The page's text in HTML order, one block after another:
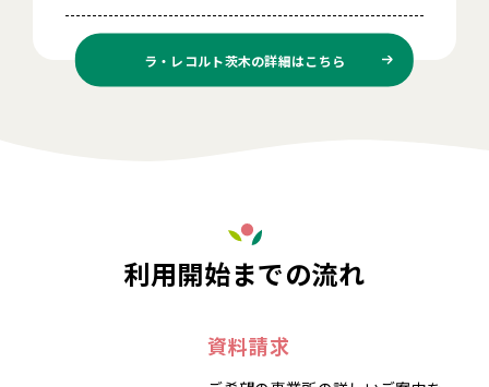
ラ・レコルト茨木の詳細はこちら
利用開始までの流れ
資料請求